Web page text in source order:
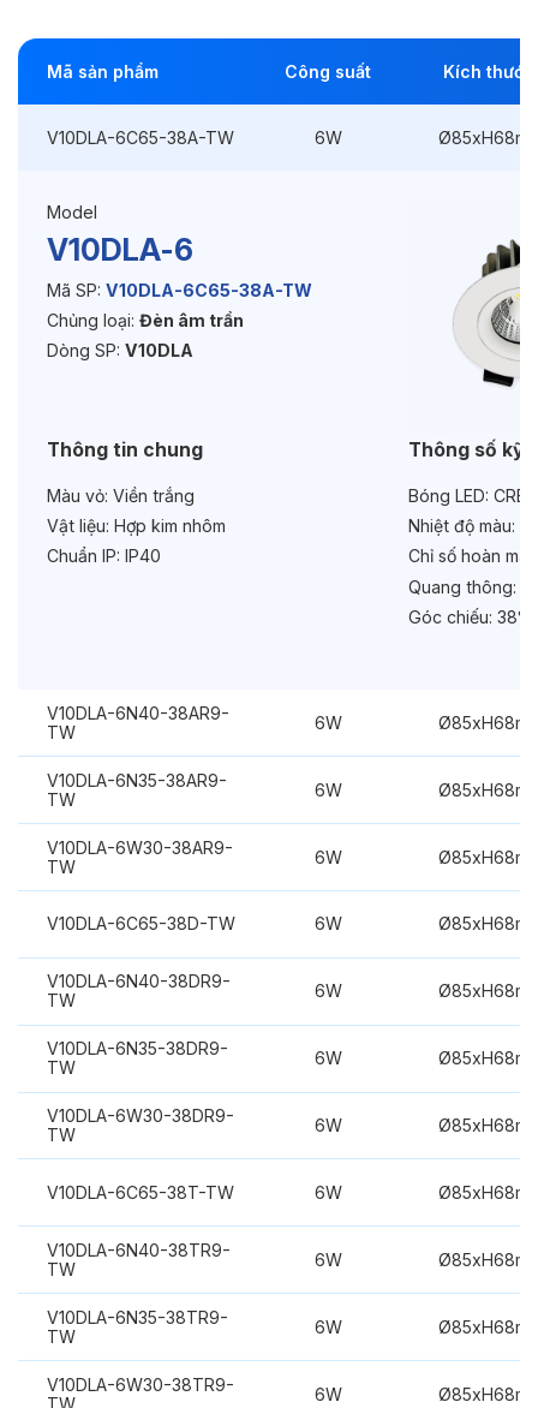
Kích thước
Ø85xH68mm
Thi công:Ø75mm
Tuổi thọ: >30000h
Chống chói:
Mã sản phẩm Công suất Kích thước
V10DLA-6C65-38A-TW 6W
Model
V10DLA-6
Mã SP: V10DLA-6C65-38A-TW
Chủng loại: Đèn âm trần
Dòng SP: V10DLA
Thông tin chung
Màu vỏ: Viền trắng
Vật liệu: Hợp kim nhôm
Chuẩn IP: IP40
Thông số kỹ
Bóng LED:
Nhiệt độ màu:
Chỉ số hoàn
Quang thông:
Góc chiếu: 38°
V10DLA-6N40-38AR9-
TW
6W
V10DLA-6N35-38AR9-
TW
6W
V10DLA-6W30-38AR9-
TW
6W
V10DLA-6C65-38D-TW 6W
V10DLA-6N40-38DR9-
TW
6W
V10DLA-6N35-38DR9-
TW
6W
V10DLA-6W30-38DR9-
TW
6W
V10DLA-6C65-38T-TW 6W
V10DLA-6N40-38TR9-
TW
6W
V10DLA-6N35-38TR9-
TW
6W
V10DLA-6W30-38TR9-
TW
6W